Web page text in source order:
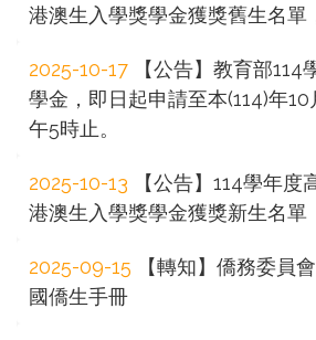
港澳生入學獎學金獲獎舊生名單
2025-10-17 【公告】教育部114
學金，即日起申請至本(114)年
午5時止。
2025-10-13 【公告】114學年度
港澳生入學獎學金獲獎新生名單
2025-09-15 【轉知】僑務委員
國僑生手冊